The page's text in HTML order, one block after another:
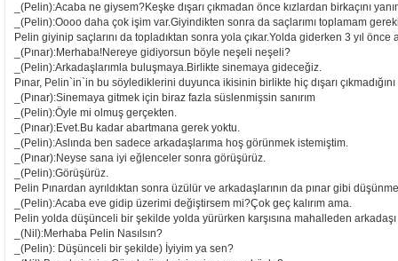
_(Pelin):Acaba ne giysem?Keşke dışarı çıkmadan önce kızlardan birkaçını
_(Pelin):Oooo daha çok işim var.Giyindikten sonra da saçlarımı toplamam
Pelin giyinip saçlarını da topladıktan sonra yola çıkar.Yolda giderken 3 yıl önce
_(Pınar):Merhaba!Nereye gidiyorsun böyle neşeli neşeli?
_(Pelin):Arkadaşlarımla buluşmaya.Birlikte sinemaya gideceğiz.
Pınar, Pelin`in`in bu söylediklerini duyunca ikisinin birlikte hiç dışarı
_(Pınar):Sinemaya gitmek için biraz fazla süslenmişsin sanırım
_(Pelin):Öyle mi olmuş gerçekten.
_(Pınar):Evet.Bu kadar abartmana gerek yoktu.
_(Pelin):Aslında ben sadece arkadaşlarıma hoş görünmek istemiştim.
_(Pınar):Neyse sana iyi eğlenceler sonra görüşürüz.
_(Pelin):Görüşürüz.
Pelin Pınardan ayrıldıktan sonra üzülür ve arkadaşlarının da pınar gibi
_(Pelin):Acaba eve gidip üzerimi değiştirsem mi?Çok geç kalırım ama.
Pelin yolda düşünceli bir şekilde yolda yürürken karşısına mahalleden arkadaşı
_(Nil):Merhaba Pelin Nasılsın?
_(Pelin): Düşünceli bir şekilde) İyiyim ya sen?